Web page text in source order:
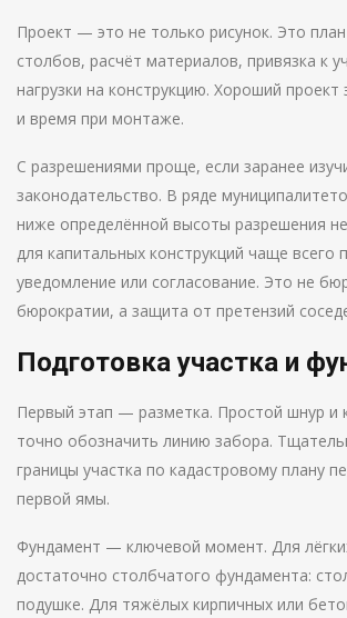
Проект — это не только рисунок. Это
столбов, расчёт материалов, привязка к
нагрузки на конструкцию. Хороший проект
и время при монтаже.
С разрешениями проще, если заранее
законодательство. В ряде
ниже определённой высоты разрешения
для капитальных конструкций чаще всего
уведомление или согласование. Это не
бюрократии, а защита от претензий
Подготовка участка и
Первый этап — разметка. Простой шнур и
точно обозначить линию забора.
границы участка по кадастровому плану
первой ямы.
Фундамент — ключевой момент. Для
достаточно столбчатого фундамента:
подушке. Для тяжёлых кирпичных или